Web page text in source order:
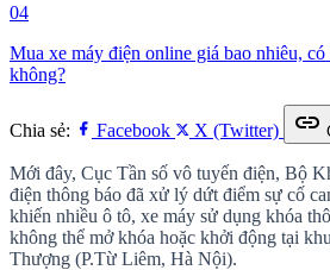
04
Mua xe máy điện online giá bao nhiêu,
không?
Chia sẻ: Facebook X (Twitter) link
Mới đây, Cục Tần số vô tuyến điện, Bộ
điện thông báo đã xử lý dứt điểm sự cố
khiến nhiều ô tô, xe máy sử dụng khóa
không thể mở khóa hoặc khởi động tại
Thượng (P.Từ Liêm, Hà Nội).